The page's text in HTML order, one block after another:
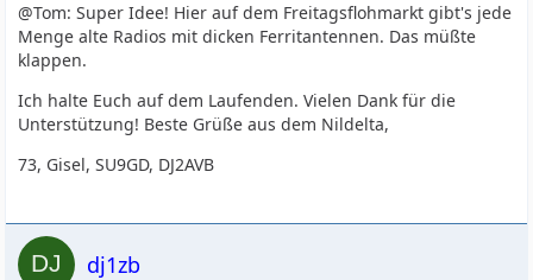
@Tom: Super Idee! Hier auf dem Freitagsflohmarkt gibt's jede
Menge alte Radios mit dicken Ferritantennen. Das müßte
klappen.
Ich halte Euch auf dem Laufenden. Vielen Dank für die
Unterstützung! Beste Grüße aus dem Nildelta,
73, Gisel, SU9GD, DJ2AVB
dj1zb